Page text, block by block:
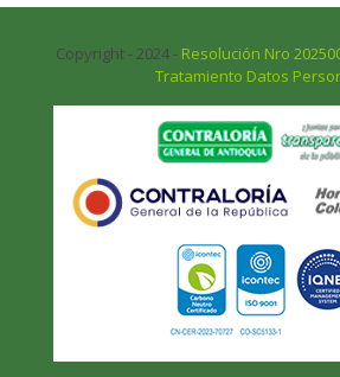
Copyright - 2024 - Resolución Nro
Tratamiento Datos